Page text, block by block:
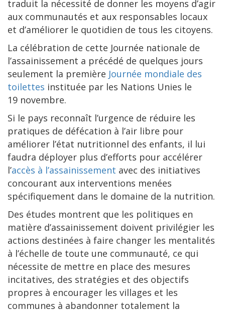
traduit la nécessité de donner les moyens d’agir
aux communautés et aux responsables locaux
et d’améliorer le quotidien de tous les citoyens.
La célébration de cette Journée nationale de
l’assainissement a précédé de quelques jours
seulement la première Journée mondiale des
toilettes instituée par les Nations Unies le
19 novembre.
Si le pays reconnaît l’urgence de réduire les
pratiques de défécation à l’air libre pour
améliorer l’état nutritionnel des enfants, il lui
faudra déployer plus d’efforts pour accélérer
l’accès à l’assainissement avec des initiatives
concourant aux interventions menées
spécifiquement dans le domaine de la nutrition.
Des études montrent que les politiques en
matière d’assainissement doivent privilégier les
actions destinées à faire changer les mentalités
à l’échelle de toute une communauté, ce qui
nécessite de mettre en place des mesures
incitatives, des stratégies et des objectifs
propres à encourager les villages et les
communes à abandonner totalement la